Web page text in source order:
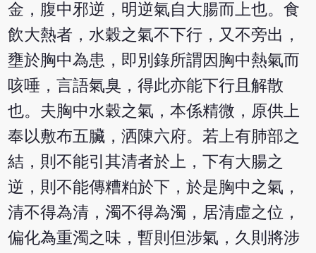
金，腹中邪逆，明逆氣自大腸而上也。食
飲大熱者，水穀之氣不下行，又不旁出，
壅於胸中為患，即別錄所謂因胸中熱氣而
咳唾，言語氣臭，得此亦能下行且解散
也。夫胸中水穀之氣，本係精微，原供上
奉以敷布五臟，洒陳六府。若上有肺部之
結，則不能引其清者於上，下有大腸之
逆，則不能傳糟粕於下，於是胸中之氣，
清不得為清，濁不得為濁，居清虛之位，
偏化為重濁之味，暫則但涉氣，久則將涉